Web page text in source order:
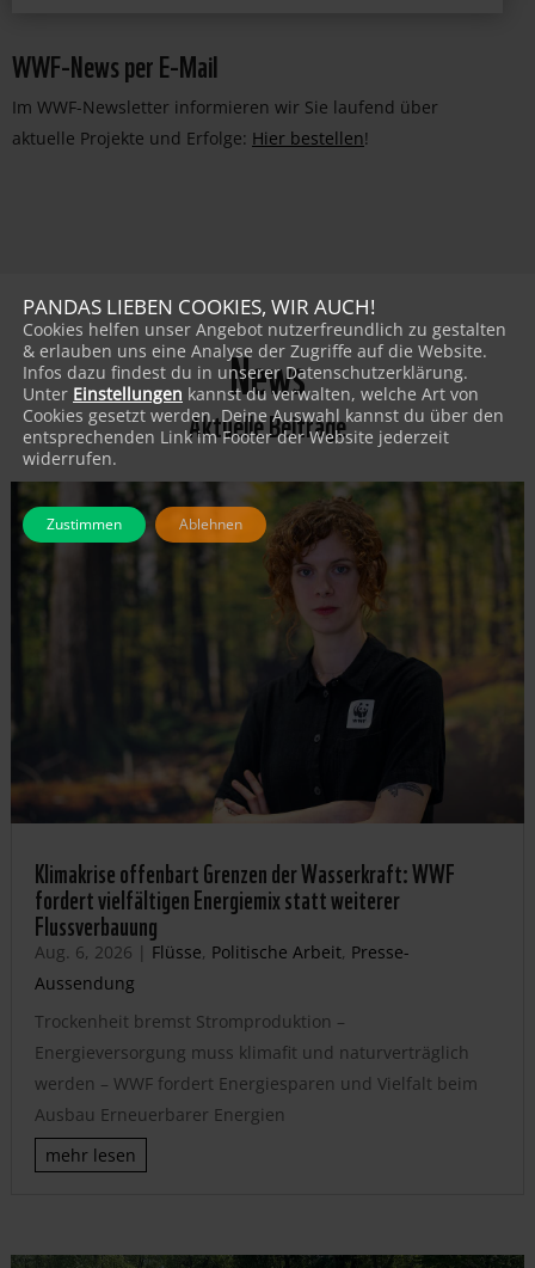
WWF-News per E-Mail
Im WWF-Newsletter informieren wir Sie laufend über
aktuelle Projekte und Erfolge: Hier bestellen!
News
Aktuelle Beiträge
Klimakrise offenbart Grenzen der Wasserkraft: WWF
fordert vielfältigen Energiemix statt weiterer
Flussverbauung
Aug. 6, 2026 | Flüsse, Politische Arbeit, Presse-
Aussendung
Trockenheit bremst Stromproduktion –
Energieversorgung muss klimafit und naturverträglich
werden – WWF fordert Energiesparen und Vielfalt beim
Ausbau Erneuerbarer Energien
mehr lesen
PANDAS LIEBEN COOKIES, WIR AUCH!
Cookies helfen unser Angebot nutzerfreundlich zu gestalten
& erlauben uns eine Analyse der Zugriffe auf die Website.
Infos dazu findest du in unserer Datenschutzerklärung.
Unter Einstellungen kannst du verwalten, welche Art von
Cookies gesetzt werden. Deine Auswahl kannst du über den
entsprechenden Link im Footer der Website jederzeit
widerrufen.
Zustimmen Ablehnen